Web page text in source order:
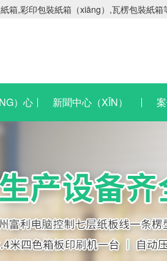
箱,彩印包裝紙箱（xiāng）,瓦楞包裝紙
）心 新聞中心（XĪN）